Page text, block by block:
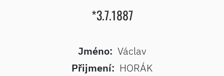
*3.7.1887
Jméno: Václav
Přijmení: HORÁK